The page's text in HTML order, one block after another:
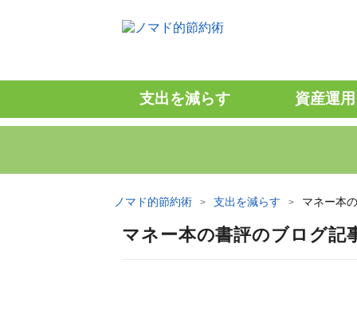
支出を減らす 資産運用
ノマド的節約術 支出を減らす マネー本
マネー本の書評のブログ記